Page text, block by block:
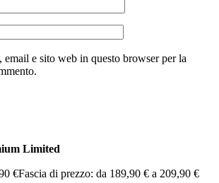
email e sito web in questo browser per la
Limited
€Fascia di prezzo: da 189,90 € a 209,90 €